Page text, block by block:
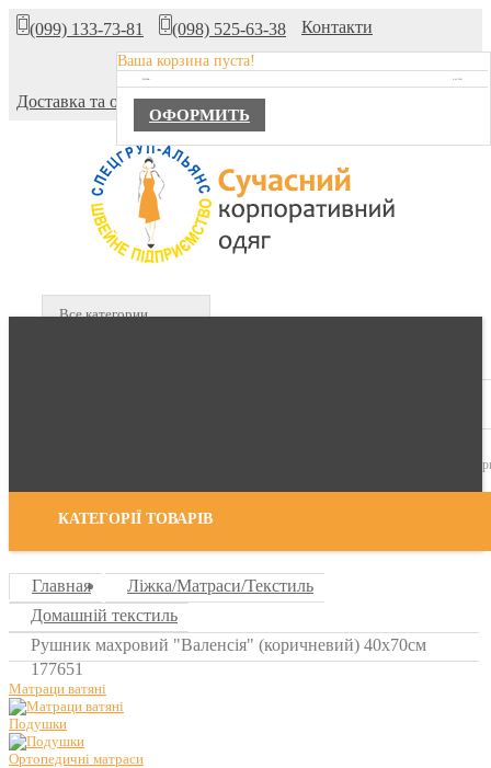
(099) 133-73-81 (098) 525-63-38
Контакти
Доставка та оплата
Все категории
0,00
Ваша корзина пуста!
ОФОРМИТЬ
КАТЕГОРІЇ ТОВАРІВ
Главная
Ліжка/Матраси/Текстиль
Домашній текстиль
Рушник махровий "Валенсія" (коричневий) 40х70см
177651
Матраци ватяні
Подушки
Ортопедичні матраси